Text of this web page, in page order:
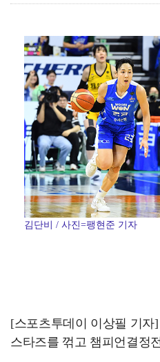
'버디만 7개' 김주
카르멘·장원영 1위
김단비 / 사진=팽현준 기자
[스포츠투데이 이상필 기
스타즈를 꺾고 챔피언결정